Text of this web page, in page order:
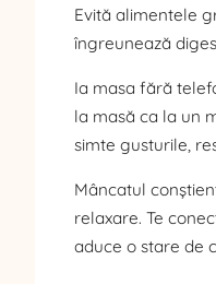
Evită alimentele
îngreunează
Ia masa fără
la masă ca la un
simte gusturile,
Mâncatul
relaxare. Te
aduce o stare de